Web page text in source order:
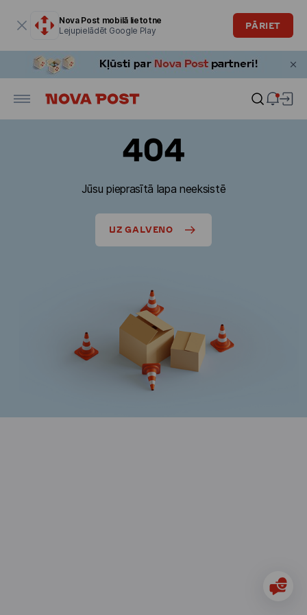
Nova Post mobilā lietotne
Lejupielādēt Google Play
PĀRIET
404
Jūsu pieprasītā lapa neeksistē
UZ GALVENO